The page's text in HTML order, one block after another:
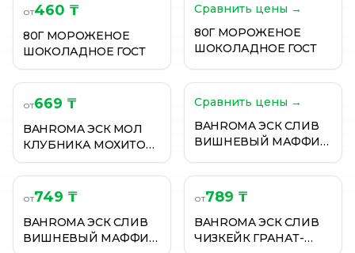
от460 ₸
80Г МОРОЖЕНОЕ
ШОКОЛАДНОЕ ГОСТ
Сравнить цены →
80Г МОРОЖЕНОЕ
ШОКОЛАДНОЕ ГОСТ
от669 ₸
BAHROMA ЭСК МОЛ
КЛУБНИКА МОХИТО
ВО ФРУКТГЛ 75ГР
Сравнить цены →
BAHROMA ЭСК СЛИВ
ВИШНЕВЫЙ МАФФИН
от749 ₸
BAHROMA ЭСК СЛИВ
ВИШНЕВЫЙ МАФФИН
от789 ₸
BAHROMA ЭСК СЛИВ
ЧИЗКЕЙК ГРАНАТ-